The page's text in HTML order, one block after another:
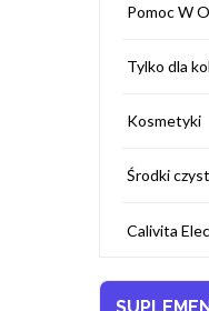
Pomoc W
Tylko dla
Kosmetyki
Środki
Calivita